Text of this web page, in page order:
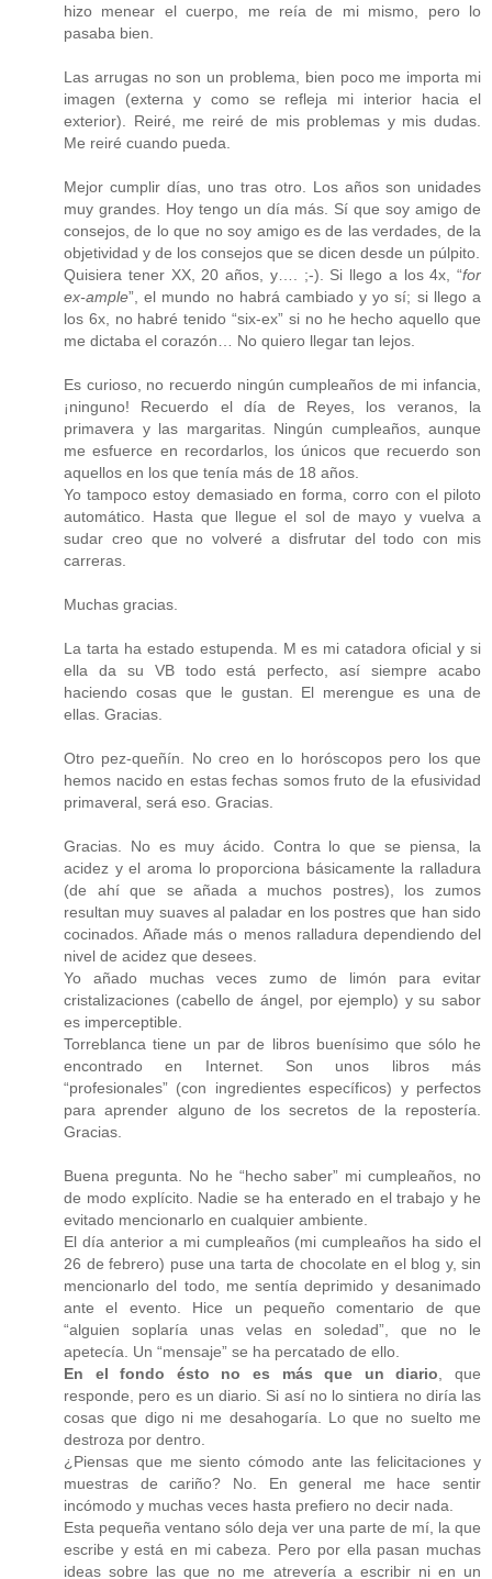
hizo menear el cuerpo, me reía de mi mismo, pero lo
pasaba bien.
Las arrugas no son un problema, bien poco me importa mi
imagen (externa y como se refleja mi interior hacia el
exterior). Reiré, me reiré de mis problemas y mis dudas.
Me reiré cuando pueda.
Mejor cumplir días, uno tras otro. Los años son unidades
muy grandes. Hoy tengo un día más. Sí que soy amigo de
consejos, de lo que no soy amigo es de las verdades, de la
objetividad y de los consejos que se dicen desde un púlpito.
Quisiera tener XX, 20 años, y…. ;-). Si llego a los 4x, “for
ex-ample”, el mundo no habrá cambiado y yo sí; si llego a
los 6x, no habré tenido “six-ex” si no he hecho aquello que
me dictaba el corazón… No quiero llegar tan lejos.
Es curioso, no recuerdo ningún cumpleaños de mi infancia,
¡ninguno! Recuerdo el día de Reyes, los veranos, la
primavera y las margaritas. Ningún cumpleaños, aunque
me esfuerce en recordarlos, los únicos que recuerdo son
aquellos en los que tenía más de 18 años.
Yo tampoco estoy demasiado en forma, corro con el piloto
automático. Hasta que llegue el sol de mayo y vuelva a
sudar creo que no volveré a disfrutar del todo con mis
carreras.
Muchas gracias.
La tarta ha estado estupenda. M es mi catadora oficial y si
ella da su VB todo está perfecto, así siempre acabo
haciendo cosas que le gustan. El merengue es una de
ellas. Gracias.
Otro pez-queñín. No creo en lo horóscopos pero los que
hemos nacido en estas fechas somos fruto de la efusividad
primaveral, será eso. Gracias.
Gracias. No es muy ácido. Contra lo que se piensa, la
acidez y el aroma lo proporciona básicamente la ralladura
(de ahí que se añada a muchos postres), los zumos
resultan muy suaves al paladar en los postres que han sido
cocinados. Añade más o menos ralladura dependiendo del
nivel de acidez que desees.
Yo añado muchas veces zumo de limón para evitar
cristalizaciones (cabello de ángel, por ejemplo) y su sabor
es imperceptible.
Torreblanca tiene un par de libros buenísimo que sólo he
encontrado en Internet. Son unos libros más
“profesionales” (con ingredientes específicos) y perfectos
para aprender alguno de los secretos de la repostería.
Gracias.
Buena pregunta. No he “hecho saber” mi cumpleaños, no
de modo explícito. Nadie se ha enterado en el trabajo y he
evitado mencionarlo en cualquier ambiente.
El día anterior a mi cumpleaños (mi cumpleaños ha sido el
26 de febrero) puse una tarta de chocolate en el blog y, sin
mencionarlo del todo, me sentía deprimido y desanimado
ante el evento. Hice un pequeño comentario de que
“alguien soplaría unas velas en soledad”, que no le
apetecía. Un “mensaje” se ha percatado de ello.
En el fondo ésto no es más que un diario , que
responde, pero es un diario. Si así no lo sintiera no diría las
cosas que digo ni me desahogaría. Lo que no suelto me
destroza por dentro.
¿Piensas que me siento cómodo ante las felicitaciones y
muestras de cariño? No. En general me hace sentir
incómodo y muchas veces hasta prefiero no decir nada.
Esta pequeña ventano sólo deja ver una parte de mí, la que
escribe y está en mi cabeza. Pero por ella pasan muchas
ideas sobre las que no me atrevería a escribir ni en un